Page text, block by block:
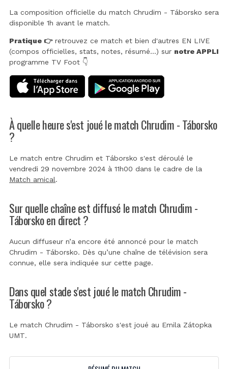
La composition officielle du match Chrudim - Táborsko sera
disponible 1h avant le match.
Pratique 👉retrouvez ce match et bien d'autres EN LIVE
(compos officielles, stats, notes, résumé...) sur notre APPLI
programme TV Foot 👇
À quelle heure s'est joué le match Chrudim - Táborsko
?
Le match entre Chrudim et Táborsko s'est déroulé le
vendredi 29 novembre 2024 à 11h00 dans le cadre de la
Match amical.
Sur quelle chaîne est diffusé le match Chrudim -
Táborsko en direct ?
Aucun diffuseur n’a encore été annoncé pour le match
Chrudim - Táborsko. Dès qu’une chaîne de télévision sera
connue, elle sera indiquée sur cette page.
Dans quel stade s'est joué le match Chrudim -
Táborsko ?
Le match Chrudim - Táborsko s'est joué au Emila Zátopka
UMT.